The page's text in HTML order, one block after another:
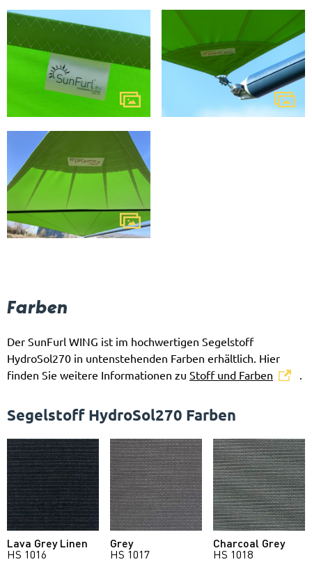
Farben
Der SunFurl WING ist im hochwertigen Segelstoff
HydroSol270 in untenstehenden Farben erhältlich. Hier
finden Sie weitere Informationen zu Stoff und Farben .
Segelstoff HydroSol270 Farben
Lava Grey Linen
HS 1016
Grey
HS 1017
Charcoal Grey
HS 1018